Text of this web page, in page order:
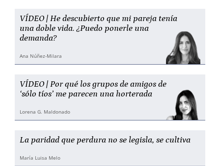
VÍDEO | He descubierto que mi pareja tenía
una doble vida. ¿Puedo ponerle una
demanda?
Ana Núñez-Milara
VÍDEO | Por qué los grupos de amigos de
‘sólo tíos’ me parecen una horterada
Lorena G. Maldonado
La paridad que perdura no se legisla, se cultiva
María Luisa Melo